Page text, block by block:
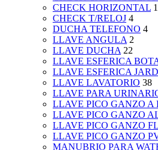
CHECK HORIZONTAL
CHECK T/RELOJ 4
DUCHA TELEFONO 4
LLAVE ANGULA 2
LLAVE DUCHA 22
LLAVE ESFERICA
LLAVE ESFERICA
LLAVE LAVATORIO 38
LLAVE PARA
LLAVE PICO GANZO A
LLAVE PICO GANZO
LLAVE PICO GANZO
LLAVE PICO GANZO
MANUBRIO PARA